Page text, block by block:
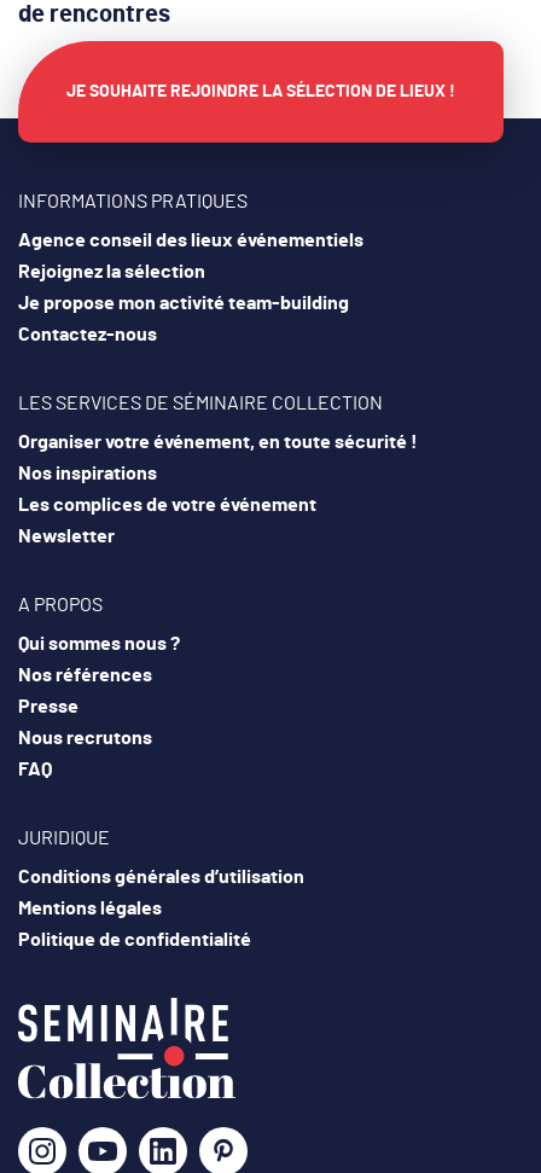
de rencontres
JE SOUHAITE REJOINDRE LA SÉLECTION DE LIEUX !
INFORMATIONS PRATIQUES
Agence conseil des lieux événementiels
Rejoignez la sélection
Je propose mon activité team-building
Contactez-nous
LES SERVICES DE SÉMINAIRE COLLECTION
Organiser votre événement, en toute sécurité !
Nos inspirations
Les complices de votre événement
Newsletter
A PROPOS
Qui sommes nous ?
Nos références
Presse
Nous recrutons
FAQ
JURIDIQUE
Conditions générales d’utilisation
Mentions légales
Politique de confidentialité